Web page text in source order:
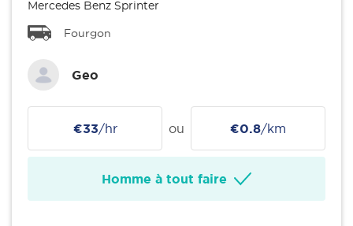
Mercedes Benz Sprinter
Fourgon
Geo
€33/hr ou €0.8/km
Homme à tout faire